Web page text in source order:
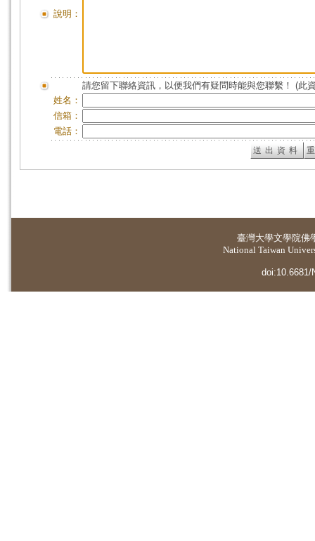
說明：
請您留下聯絡資訊，以便我們有疑問時能與您聯繫！ (此
姓名：
信箱：
電話：
臺灣大學文學院佛
National Taiwan
doi:10.6681/